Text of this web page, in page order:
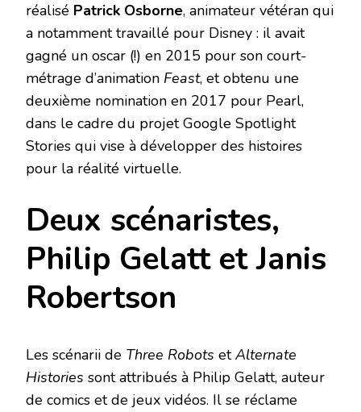
réalisé Patrick Osborne, animateur vétéran qui
a notamment travaillé pour Disney : il avait
gagné un oscar (!) en 2015 pour son court-
métrage d’animation Feast, et obtenu une
deuxième nomination en 2017 pour Pearl,
dans le cadre du projet Google Spotlight
Stories qui vise à développer des histoires
pour la réalité virtuelle.
Deux scénaristes,
Philip Gelatt et Janis
Robertson
Les scénarii de Three Robots etAlternate
Histories sont attribués à Philip Gelatt, auteur
de comics et de jeux vidéos. Il se réclame